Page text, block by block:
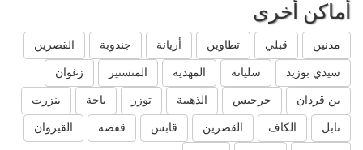
أماكن أخرى
مدنين قبلي تطاوين أريانة جندوبة القصرين
سيدي بوزيد سليانة المهدية المنستير زغوان
بن قردان جرجيس الذهيبة توزر باجة بنزرت
نابل الكاف القصرين قابس قفصة القيروان